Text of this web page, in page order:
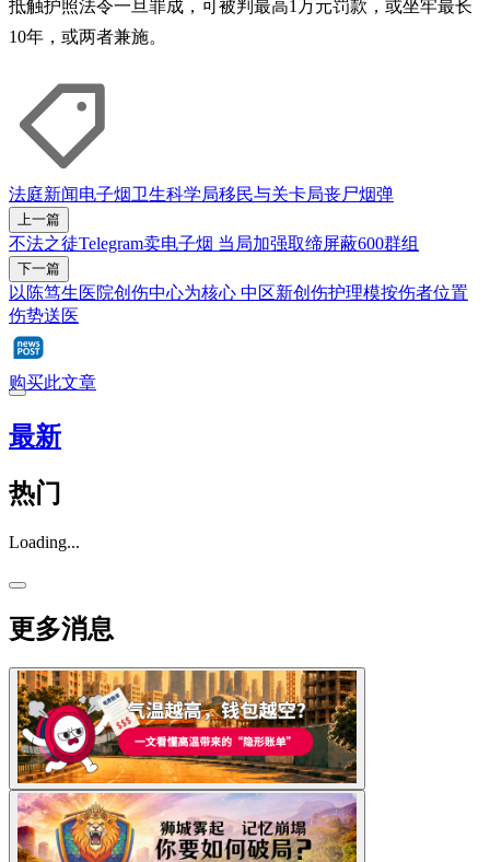
抵触护照法令一旦罪成，可被判最高1万元罚款，或坐牢最长
10年，或两者兼施。
法庭新闻电子烟卫生科学局移民与关卡局丧尸烟弹
上一篇
不法之徒Telegram卖电子烟 当局加强取缔屏蔽600群组
下一篇
以陈笃生医院创伤中心为核心 中区新创伤护理模按伤者位置
伤势送医
购买此文章
最新
热门
Loading...
更多消息